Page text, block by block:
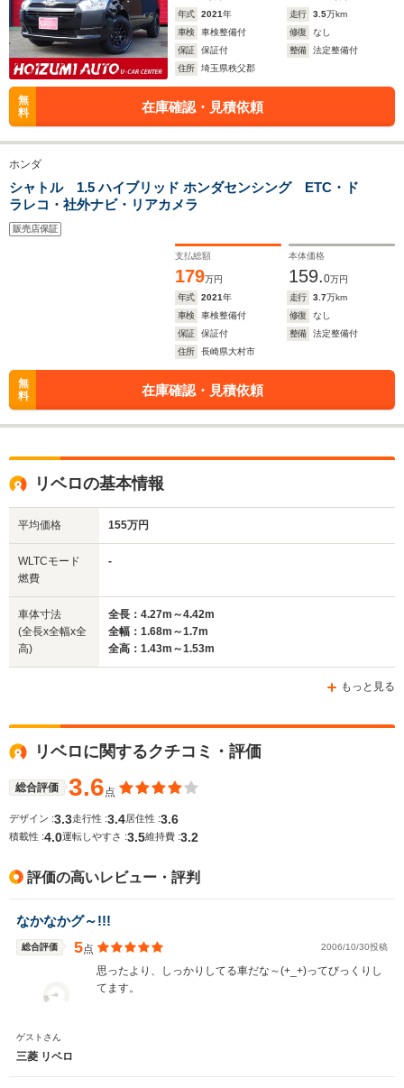
年式
2021年 走行 3.5万km
車検
車検整備付 修復
なし
保証
保証付 整備
法定整備付
住所
埼玉県秩父郡
無
料
在庫確認・見積依頼
ホンダ
シャトル 1.5 ハイブリッド ホンダセンシング ETC・ド
ラレコ・社外ナビ・リアカメラ
販売店保証
支払総額
179万円
本体価格
159.0万円
年式
2021年 走行 3.7万km
車検
車検整備付 修復
なし
保証
保証付 整備
法定整備付
住所
長崎県大村市
無
料
在庫確認・見積依頼
リベロの基本情報
平均価格 155万円
WLTCモード
燃費
-
車体寸法
(全長x全幅x全
高)
全長：4.27m～4.42m
全幅：1.68m～1.7m
全高：1.43m～1.53m
もっと見る
リベロに関するクチコミ・評価
総合評価 3.6点
デザイン :3.3走行性 :3.4 居住性 :3.6
積載性 :4.0運転しやすさ :3.5維持費 :3.2
評価の高いレビュー・評判
なかなかグ～!!!
総合評価 5点 2006/10/30投稿
思ったより、しっかりしてる車だな～(+_+)ってびっくりし
てます。
ゲストさん
三菱 リベロ